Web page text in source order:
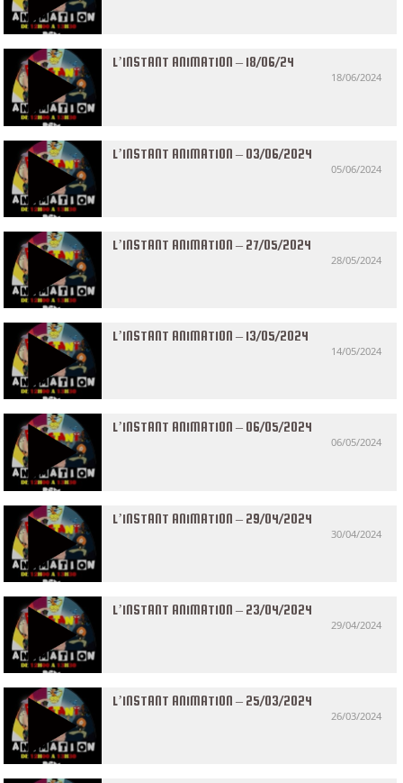
L’INSTANT ANIMATION – 18/06/24
18/06/2024
L’INSTANT ANIMATION – 03/06/2024
05/06/2024
L’INSTANT ANIMATION – 27/05/2024
28/05/2024
L’INSTANT ANIMATION – 13/05/2024
14/05/2024
L’INSTANT ANIMATION – 06/05/2024
06/05/2024
L’INSTANT ANIMATION – 29/04/2024
30/04/2024
L’INSTANT ANIMATION – 23/04/2024
29/04/2024
L’INSTANT ANIMATION – 25/03/2024
26/03/2024